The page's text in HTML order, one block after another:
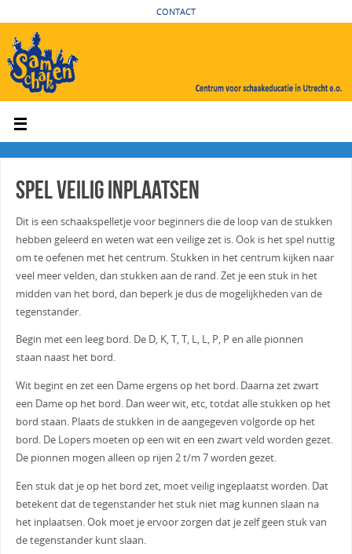
CONTACT
Spel veilig inplaatsen
Dit is een schaakspelletje voor beginners die de loop van de stukken
hebben geleerd en weten wat een veilige zet is. Ook is het spel nuttig
om te oefenen met het centrum. Stukken in het centrum kijken naar
veel meer velden, dan stukken aan de rand. Zet je een stuk in het
midden van het bord, dan beperk je dus de mogelijkheden van de
tegenstander.
Begin met een leeg bord. De D, K, T, T, L, L, P, P en alle pionnen
staan naast het bord.
Wit begint en zet een Dame ergens op het bord. Daarna zet zwart
een Dame op het bord. Dan weer wit, etc, totdat alle stukken op het
bord staan. Plaats de stukken in de aangegeven volgorde op het
bord. De Lopers moeten op een wit en een zwart veld worden gezet.
De pionnen mogen alleen op rijen 2 t/m 7 worden gezet.
Een stuk dat je op het bord zet, moet veilig ingeplaatst worden. Dat
betekent dat de tegenstander het stuk niet mag kunnen slaan na
het inplaatsen. Ook moet je ervoor zorgen dat je zelf geen stuk van
de tegenstander kunt slaan.